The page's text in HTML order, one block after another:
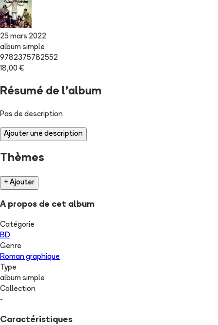
25 mars 2022
album simple
9782375782552
18,00 €
Résumé de l'album
Pas de description
Ajouter une description
Thèmes
+ Ajouter
A propos de cet album
Catégorie
BD
Genre
Roman graphique
Type
album simple
Collection
-
Caractéristiques